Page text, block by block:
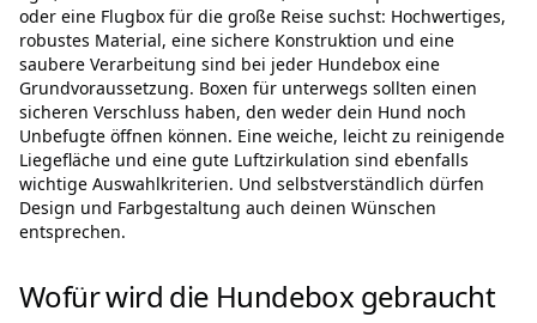
oder eine Flugbox für die große Reise suchst: Hochwertiges,
robustes Material, eine sichere Konstruktion und eine
saubere Verarbeitung sind bei jeder Hundebox eine
Grundvoraussetzung. Boxen für unterwegs sollten einen
sicheren Verschluss haben, den weder dein Hund noch
Unbefugte öffnen können. Eine weiche, leicht zu reinigende
Liegefläche und eine gute Luftzirkulation sind ebenfalls
wichtige Auswahlkriterien. Und selbstverständlich dürfen
Design und Farbgestaltung auch deinen Wünschen
entsprechen.
Wofür wird die Hundebox gebraucht